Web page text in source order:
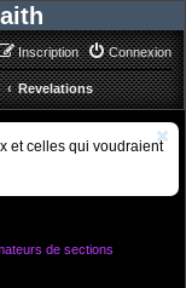
Connexion
Inscription
Revelations
et celles qui voudraient
de sections